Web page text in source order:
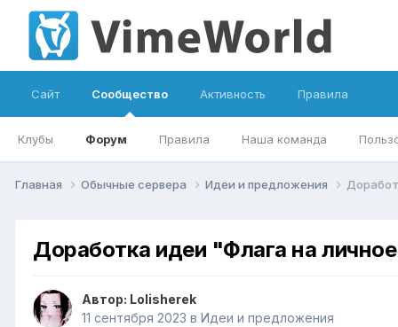
Сайт Сообщество
Клубы Форум Правила Наша команда
Активность Правила
Главная Обычные сервера Идеи и предложения
Доработка идеи "Флага на
Автор: Lolisherek
11 сентября 2023 в Идеи и предложения